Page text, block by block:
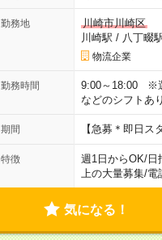
勤務地
川崎市川崎区
川崎駅 / 八丁畷
物流企業
勤務時間
9:00～18:00 ※
などのシフトあ
期間 【急募＊即日ス
特徴 週1日からOK/日
上の大量募集/電
気になる！